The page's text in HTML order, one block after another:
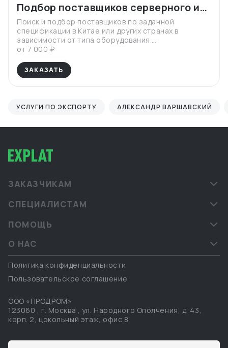
Подбор поставщиков серверного и
сетевого оборудования
Поиск и подбор поставщиков по заданной
спецификации в Китае или других странах в
зависимости от типа оборудования.
Предоставление результатов поиска в виде
Запрос лицензий, гарантийных писем, финансовой
отчетности для проверки поставщика по запросу.
от 7 000 ₽
ЗАКАЗАТЬ
УСЛУГИ ПО ЭКСПОРТУ АЛЕКСАНДР ВАРШАВСКИЙ
ЗАКАЗЧИКАМ
СПЕЦИАЛИСТАМ
ПОМОЩЬ
О НАС
Политика конфиденциальности
Пользовательское соглашение
ООО «ПРОДРОМ»
123060 , г. Москва , ул. Народного Ополчения, д. 43,
корп. 2, цокольный этаж, офис 8